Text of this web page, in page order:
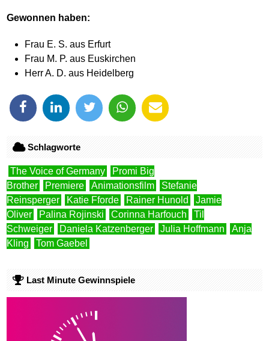
Gewonnen haben:
Frau E. S. aus Erfurt
Frau M. P. aus Euskirchen
Herr A. D. aus Heidelberg
Schlagworte
The Voice of Germany
Promi Big
Brother
Premiere Animationsfilm
Stefanie
Reinsperger
Katie Fforde Rainer Hunold
Jamie
Oliver
Palina Rojinski Corinna Harfouch
Til
Schweiger
Daniela Katzenberger Julia Hoffmann
Anja
Kling
Tom Gaebel
Last Minute Gewinnspiele